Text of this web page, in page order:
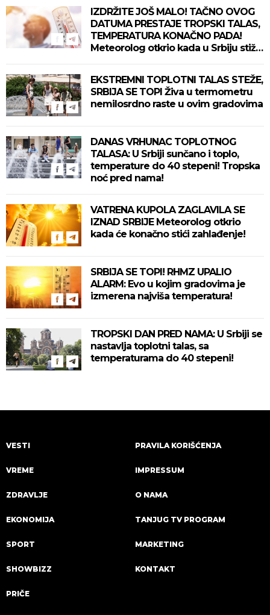
IZDRŽITE JOŠ MALO! TAČNO OVOG
DATUMA PRESTAJE TROPSKI TALAS,
TEMPERATURA KONAČNO PADA!
Meteorolog otkrio kada u Srbiju stiže
EKSTREMNI TOPLOTNI TALAS STEŽE,
SRBIJA SE TOPI Živa u termometru
nemilosrdno raste u ovim gradovima
DANAS VRHUNAC TOPLOTNOG
TALASA: U Srbiji sunčano i toplo,
temperature do 40 stepeni! Tropska
noć pred nama!
VATRENA KUPOLA ZAGLAVILA SE
IZNAD SRBIJE Meteorolog otkrio
kada će konačno stići zahlađenje!
SRBIJA SE TOPI! RHMZ UPALIO
ALARM: Evo u kojim gradovima je
izmerena najviša temperatura!
TROPSKI DAN PRED NAMA: U Srbiji se
nastavlja toplotni talas, sa
temperaturama do 40 stepeni!
VESTI
VREME
ZDRAVLJE
EKONOMIJA
SPORT
SHOWBIZZ
PRIČE
PRAVILA KORIŠĆENJA
IMPRESSUM
O NAMA
TANJUG TV PROGRAM
MARKETING
KONTAKT